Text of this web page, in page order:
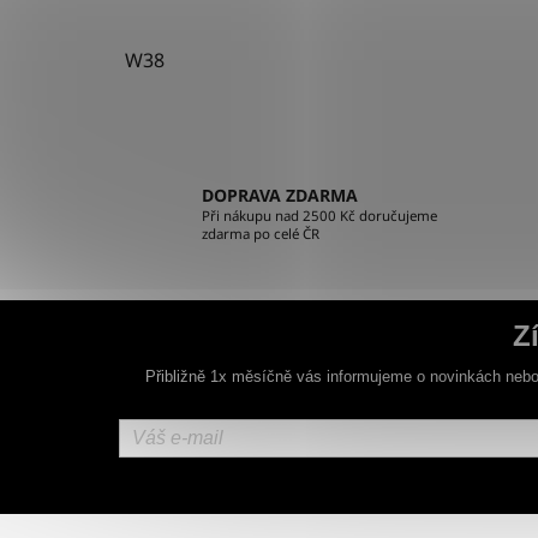
W38
DOPRAVA ZDARMA
Při nákupu nad 2500 Kč doručujeme
zdarma po celé ČR
Přibližně 1x měsíčně vás informujeme o novinkách